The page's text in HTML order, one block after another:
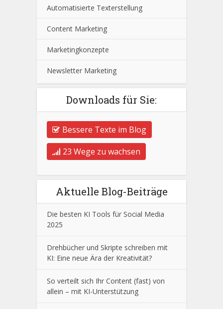
Automatisierte Texterstellung
Content Marketing
Marketingkonzepte
Newsletter Marketing
Downloads für Sie:
Bessere Texte im Blog
23 Wege zu wachsen
Aktuelle Blog-Beiträge
Die besten KI Tools für Social Media
2025
Drehbücher und Skripte schreiben mit
KI: Eine neue Ära der Kreativität?
So verteilt sich Ihr Content (fast) von
allein – mit KI-Unterstützung